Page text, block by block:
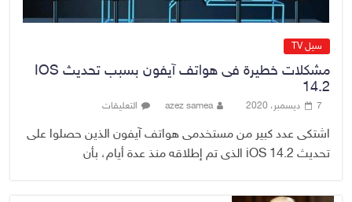
سيل TV
مشكلات خطيرة فى هواتف آيفون بسبب تحديث IOS
14.2
7 ديسمبر، 2020 azez samea التعليقات
اشتكى عدد كبير من مستخدمى هواتف آيفون الذين حصلوا على
تحديث iOS 14.2 الذى تم إطلاقه منذ عدة أيام، بأن